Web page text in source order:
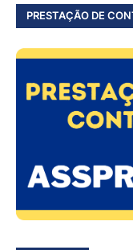
PRESTAÇÃO DE